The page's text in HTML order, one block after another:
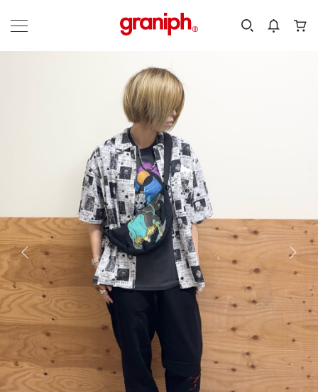
カテゴリーから探す